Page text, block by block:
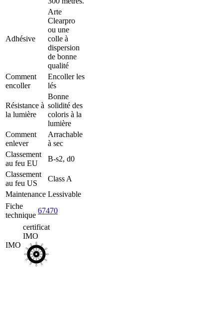
Adhésive
Arte
Clearpro
ou une
colle à
dispersion
de bonne
qualité
Comment
encoller
Encoller les
lés
Résistance à
la lumière
Bonne
solidité des
coloris à la
lumière
Comment
enlever
Arrachable
à sec
Classement
au feu EU
B-s2, d0
Classement
au feu US
Class A
Maintenance Lessivable
Fiche
technique
67470
IMO
certificat
IMO
d'instruction
Catalogues
Durabilité
Offres
d'emploi
Demandes
d'échantillons
Espace
client
professionnel
relation
presse
Plateforme
de
commande
B2B